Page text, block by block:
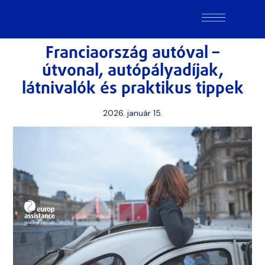
Franciaország autóval –
útvonal, autópályadíjak,
látnivalók és praktikus tippek
2026. január 15.